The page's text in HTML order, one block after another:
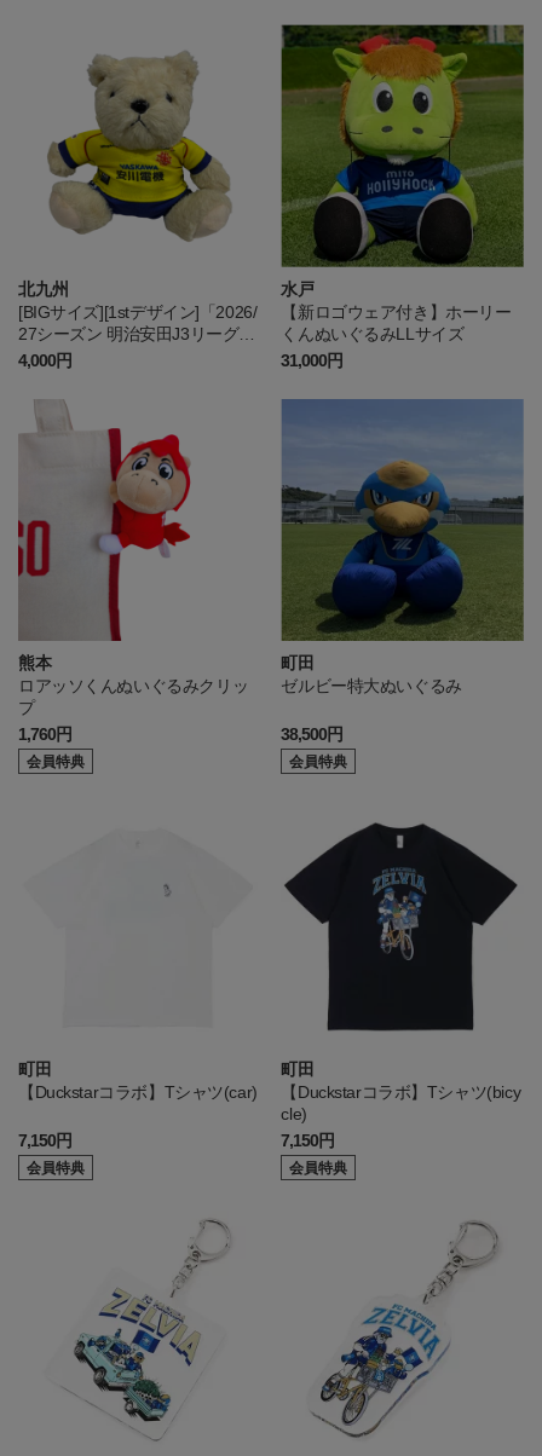
北九州
[BIGサイズ][1stデザイン]「2026/
27シーズン 明治安田J3リーグ」
ユニフォームベア
4,000円
水戸
【新ロゴウェア付き】ホーリー
くんぬいぐるみLLサイズ
31,000円
熊本
ロアッソくんぬいぐるみクリッ
プ
1,760円
会員特典
町田
ゼルビー特大ぬいぐるみ
38,500円
会員特典
町田
【Duckstarコラボ】Tシャツ(car)
7,150円
会員特典
町田
【Duckstarコラボ】Tシャツ(bicy
cle)
7,150円
会員特典